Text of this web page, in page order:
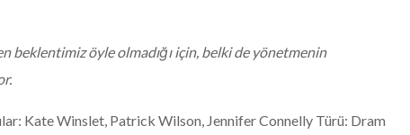
beklentimiz öyle olmadığı için, belki de yönetmenin
Kate Winslet, Patrick Wilson, Jennifer Connelly Türü: Dram